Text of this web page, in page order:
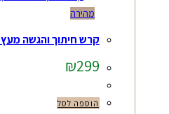
מהירה
קרש חיתוך והגשה מעץ
₪299
הוספה לסל